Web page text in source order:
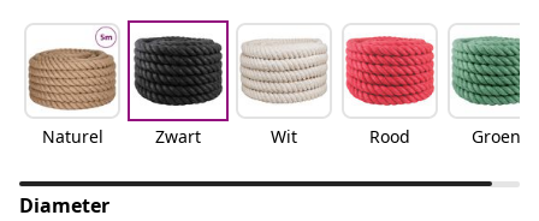
Naturel Zwart Wit Rood Groen
Diameter